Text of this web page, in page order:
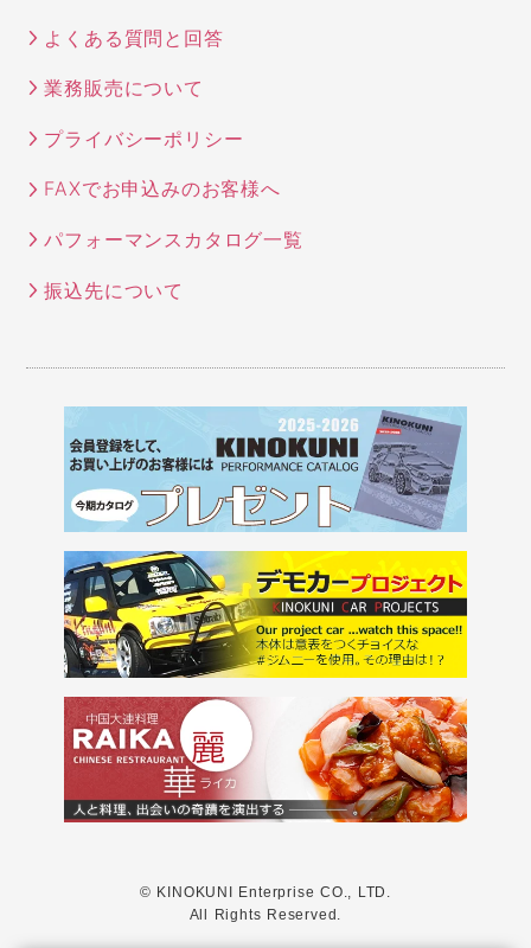
よくある質問と回答
業務販売について
プライバシーポリシー
FAXでお申込みのお客様へ
パフォーマンスカタログ一覧
振込先について
© KINOKUNI Enterprise CO., LTD.
All Rights Reserved.